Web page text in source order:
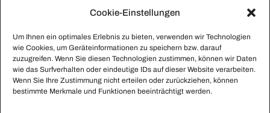
Cookie-Einstellungen
Um Ihnen ein optimales Erlebnis zu bieten, verwenden wir Technologien
wie Cookies, um Geräteinformationen zu speichern bzw. darauf
zuzugreifen. Wenn Sie diesen Technologien zustimmen, können wir Daten
wie das Surfverhalten oder eindeutige IDs auf dieser Website verarbeiten.
Wenn Sie Ihre Zustimmung nicht erteilen oder zurückziehen, können
bestimmte Merkmale und Funktionen beeinträchtigt werden.